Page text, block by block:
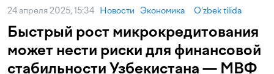
24 апреля 2025, 15:34 Новости Экономика O‘zbek tilida
Быстрый рост микрокредитования
может нести риски для финансовой
стабильности Узбекистана — МВФ